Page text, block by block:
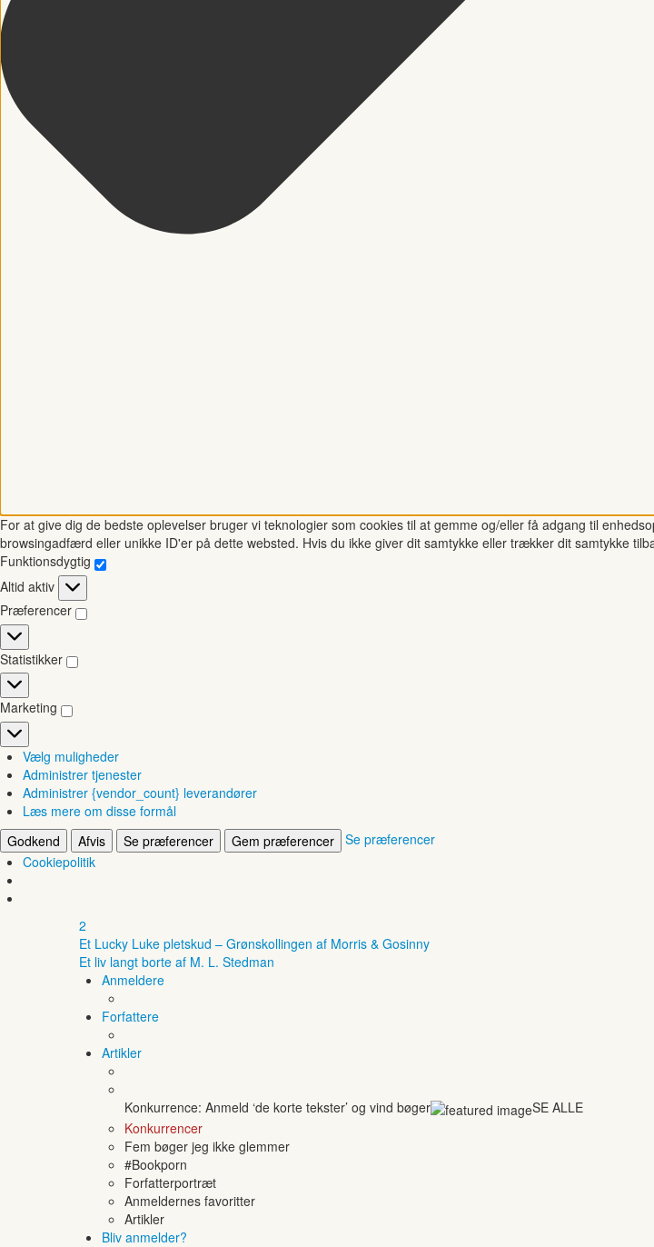
For at give dig de bedste oplevelser bruger vi teknologier som cookies til at gemme og/eller få adgang til
browsingadfærd eller unikke ID'er på dette websted. Hvis du ikke giver dit samtykke eller trækker dit samtykke
Funktionsdygtig
Funktionsdygtig
Altid aktiv
Præferencer
Præferencer
Statistikker
Statistikker
Marketing
Marketing
Vælg muligheder
Administrer tjenester
Administrer {vendor_count} leverandører
Læs mere om disse formål
Godkend
Afvis Se præferencer Gem præferencer Se præferencer
Cookiepolitik
2
Et Lucky Luke pletskud – Grønskollingen af Morris & Gosinny
Et liv langt borte af M. L. Stedman
Anmeldere
Forfattere
Artikler
Konkurrence: Anmeld ‘de korte tekster’ og vind bøger
SE ALLE
Konkurrencer
Fem bøger jeg ikke glemmer
#Bookporn
Forfatterportræt
Anmeldernes favoritter
Artikler
Bliv anmelder?